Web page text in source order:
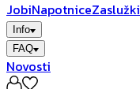
JobiNapotniceZaslužki
Info
FAQ
Novosti